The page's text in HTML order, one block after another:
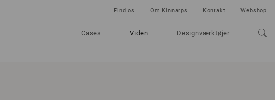
Cases Viden Designværktøjer
Find os Om Kinnarps Kontakt Webshop